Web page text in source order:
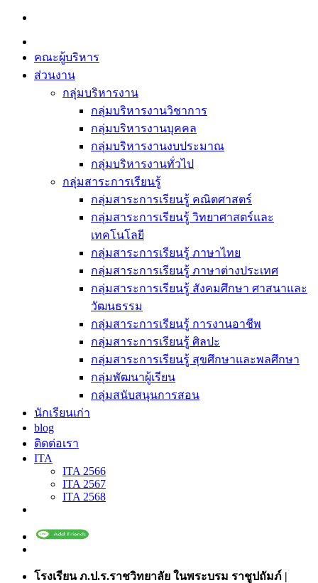
Skip
content
คณะผู้บริหาร
ส่วนงาน
กลุ่มบริหารงาน
กลุ่มบริหารงานวิชาการ
กลุ่มบริหารงานบุคคล
กลุ่มบริหารงานงบประมาณ
กลุ่มบริหารงานทั่วไป
กลุ่มสาระการเรียนรู้
กลุ่มสาระการเรียนรู้ คณิตศาสตร์
กลุ่มสาระการเรียนรู้ วิทยาศาสตร์และ
เทคโนโลยี
กลุ่มสาระการเรียนรู้ ภาษาไทย
กลุ่มสาระการเรียนรู้ ภาษาต่างประเทศ
กลุ่มสาระการเรียนรู้ สังคมศึกษา ศาสนาและ
วัฒนธรรม
กลุ่มสาระการเรียนรู้ การงานอาชีพ
กลุ่มสาระการเรียนรู้ ศิลปะ
กลุ่มสาระการเรียนรู้ สุขศึกษาและพลศึกษา
กลุ่มพัฒนาผู้เรียน
กลุ่มสนับสนุนการสอน
นักเรียนเก่า
blog
ติดต่อเรา
ITA
ITA 2566
ITA 2567
ITA 2568
โรงเรียน ภ.ป.ร.ราชวิทยาลัย ในพระบรม ราชูปถัมภ์ |